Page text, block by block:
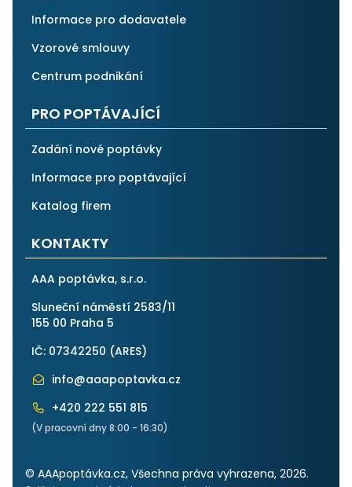
Informace pro dodavatele
Vzorové smlouvy
Centrum podnikání
PRO POPTÁVAJÍCÍ
Zadání nové poptávky
Informace pro poptávající
Katalog firem
KONTAKTY
AAA poptávka, s.r.o.
Sluneční náměstí 2583/11
155 00 Praha 5
IČ: 07342250 (ARES)
info@aaapoptavka.cz
+420 222 551 815
(V pracovní dny 8:00 - 16:30)
© AAApoptávka.cz, Všechna práva vyhrazena, 2026.